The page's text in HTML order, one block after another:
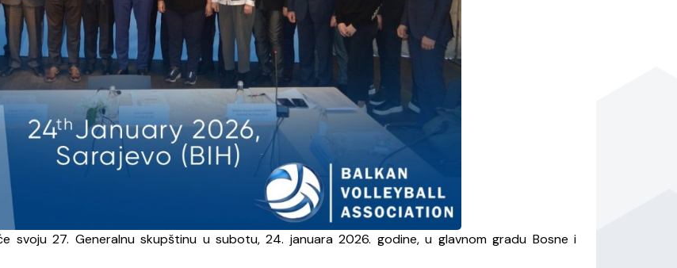
svoju 27. Generalnu skupštinu u subotu, 24. januara 2026. godine, u glavnom gradu Bosne i